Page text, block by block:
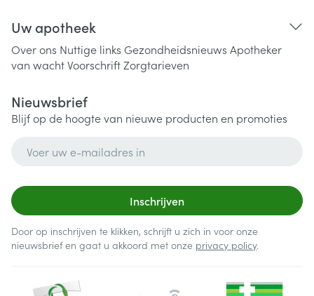
Uw apotheek
Over ons Nuttige links Gezondheidsnieuws Apotheker
van wachtVoorschriftZorgtarieven
Nieuwsbrief
Blijf op de hoogte van nieuwe producten en promoties
Inschrijven
Door op inschrijven te klikken, schrijft u zich in voor onze
nieuwsbrief en gaat u akkoord met onze privacy policy.